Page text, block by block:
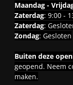
Maandag -
Zaterdag: 9:00 -
Zaterdag:
Zondag: Gesloten
Buiten deze
geopend. Neem
maken.